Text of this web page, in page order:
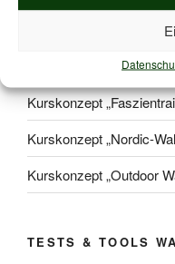
Kurskonzept
Kurskonzept
Kurskonzept „Nordic-
Kurskonzept „Outdoor
TESTS & TOOLS